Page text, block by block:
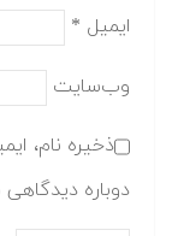
ایمیل *
وب‌سایت
ذخیره نام،
دوباره